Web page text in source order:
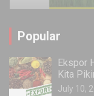
Popular
Ekspor
Kita
July 10,